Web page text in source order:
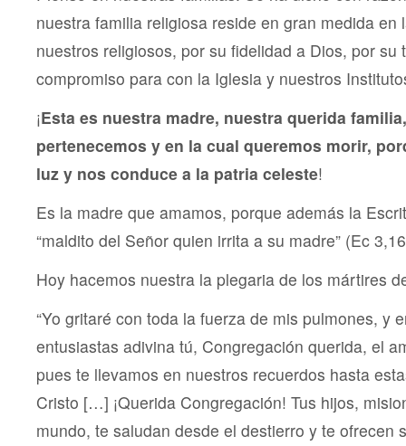
nuestra familia religiosa reside en gran medida en
nuestros religiosos, por su fidelidad a Dios, por su
compromiso para con la Iglesia y nuestros
¡Esta es nuestra madre, nuestra querida
pertenecemos y en la cual queremos morir,
luz y nos conduce a la patria celeste!
Es la madre que amamos, porque además la
“maldito del Señor quien irrita a su madre” (Ec
Hoy hacemos nuestra la plegaria de los mártires
“Yo gritaré con toda la fuerza de mis pulmones, y
entusiastas adivina tú, Congregación querida, el
pues te llevamos en nuestros recuerdos hasta
Cristo […] ¡Querida Congregación! Tus hijos,
mundo, te saludan desde el destierro y te ofrecen